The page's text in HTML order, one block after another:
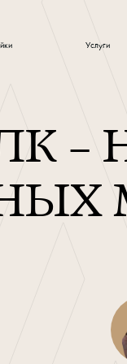
Услуги
—